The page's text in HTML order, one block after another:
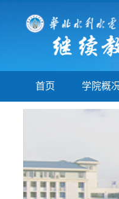
首页 学院概